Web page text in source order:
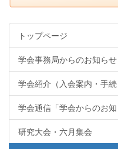
トップページ
学会事務局からのお知らせ
学会紹介（入会案内・手続
学会通信「学会からのお知
研究大会・六月集会